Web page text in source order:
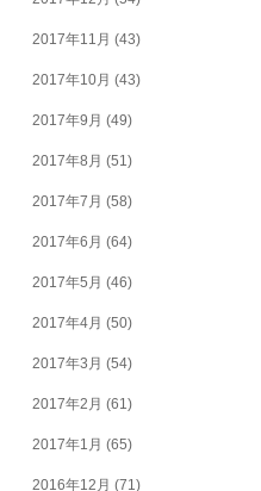
2017年11月 (43)
2017年10月 (43)
2017年9月 (49)
2017年8月 (51)
2017年7月 (58)
2017年6月 (64)
2017年5月 (46)
2017年4月 (50)
2017年3月 (54)
2017年2月 (61)
2017年1月 (65)
2016年12月 (71)